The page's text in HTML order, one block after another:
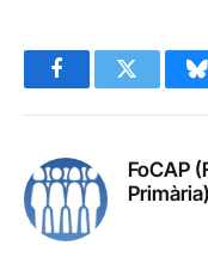
FacebookTwitter
FoCAP
Primària)